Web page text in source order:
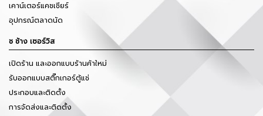
เคาน์เตอร์แคชเชียร์
อุปกรณ์ตลาดนัด
ช ช้าง เซอร์วิส
เปิดร้าน และออกแบบร้านค้าใหม่
รับออกแบบสติ๊กเกอร์ตู้แช่
ประกอบและติดตั้ง
การจัดส่งและติดตั้ง